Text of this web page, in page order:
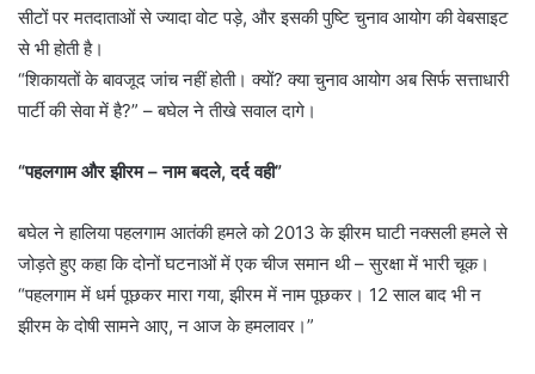
सीटों पर मतदाताओं से ज्यादा वोट पड़े, और इसकी पुष्टि चुनाव आयोग की वेबसाइट
से भी होती है।
“शिकायतों के बावजूद जांच नहीं होती। क्यों? क्या चुनाव आयोग अब सिर्फ सत्ताधारी
पार्टी की सेवा में है?” – बघेल ने तीखे सवाल दागे।
“पहलगाम और झीरम – नाम बदले, दर्द वही”
बघेल ने हालिया पहलगाम आतंकी हमले को 2013 के झीरम घाटी नक्सली हमले से
जोड़ते हुए कहा कि दोनों घटनाओं में एक चीज समान थी – सुरक्षा में भारी चूक।
“पहलगाम में धर्म पूछकर मारा गया, झीरम में नाम पूछकर। 12 साल बाद भी न
झीरम के दोषी सामने आए, न आज के हमलावर।”